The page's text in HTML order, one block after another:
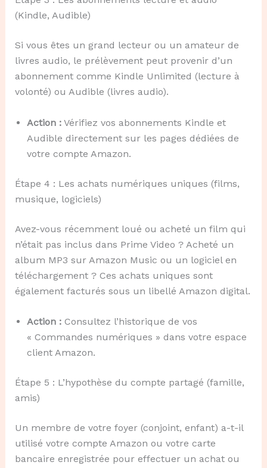
(Kindle, Audible)
Si vous êtes un grand lecteur ou un amateur de
livres audio, le prélèvement peut provenir d’un
abonnement comme Kindle Unlimited (lecture à
volonté) ou Audible (livres audio).
Action :Vérifiez vos abonnements Kindle et
Audible directement sur les pages dédiées de
votre compte Amazon.
Étape 4 : Les achats numériques uniques (films,
musique, logiciels)
Avez-vous récemment loué ou acheté un film qui
n’était pas inclus dans Prime Video ? Acheté un
album MP3 sur Amazon Music ou un logiciel en
téléchargement ? Ces achats uniques sont
également facturés sous un libellé Amazon digital.
Action :Consultez l’historique de vos
« Commandes numériques » dans votre espace
client Amazon.
Étape 5 : L’hypothèse du compte partagé (famille,
amis)
Un membre de votre foyer (conjoint, enfant) a-t-il
utilisé votre compte Amazon ou votre carte
bancaire enregistrée pour effectuer un achat ou